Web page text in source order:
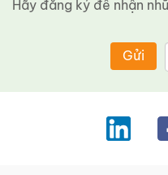
Hãy đăng ký để nhận
Gửi